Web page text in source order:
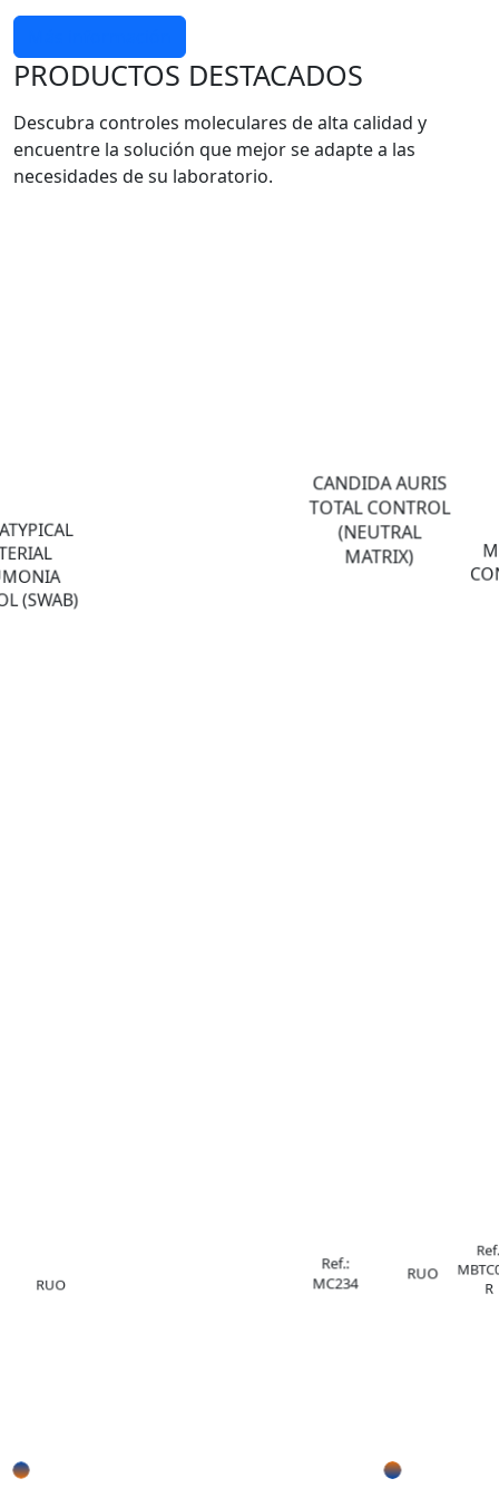
PRODUCTOS DESTACADOS
Descubra controles moleculares de alta calidad y
encuentre la solución que mejor se adapte a las
necesidades de su laboratorio.
(SWAB)
RUO
CANDIDA AURIS
TOTAL CONTROL
(NEUTRAL
MATRIX)
Ref.:
MC234
RUO
R